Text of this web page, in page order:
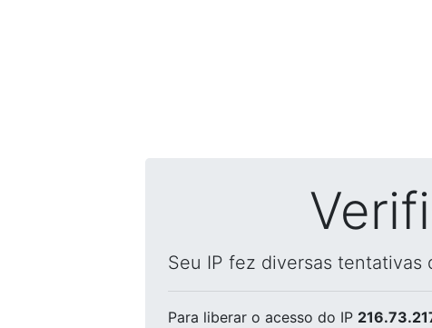
Seu IP fez diversas tentativas
Para liberar o acesso do IP